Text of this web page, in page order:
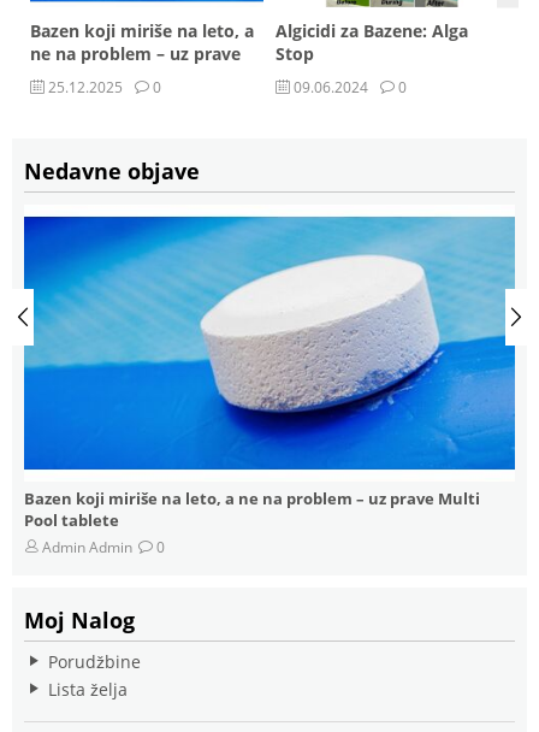
Nedavne objave
Algicidi za Bazene: Alga Stop
Admin Admin 0
Moj Nalog
Porudžbine
Lista želja
Bazen koji miriše na leto, a
ne na problem – uz prave
Multi Pool tablete
25.12.2025 0
Algicidi za Bazene: Alga
Stop
09.06.2024 0